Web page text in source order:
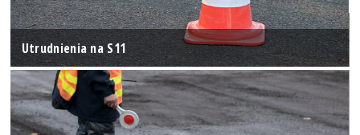
Utrudnienia na S11